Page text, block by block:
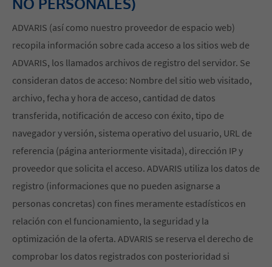
ADVARIS (así como nuestro proveedor de espacio web)
recopila información sobre cada acceso a los sitios web de
ADVARIS, los llamados archivos de registro del servidor. Se
consideran datos de acceso: Nombre del sitio web visitado,
archivo, fecha y hora de acceso, cantidad de datos
transferida, notificación de acceso con éxito, tipo de
navegador y versión, sistema operativo del usuario, URL de
referencia (página anteriormente visitada), dirección IP y
proveedor que solicita el acceso. ADVARIS utiliza los datos de
registro (informaciones que no pueden asignarse a
personas concretas) con fines meramente estadísticos en
relación con el funcionamiento, la seguridad y la
optimización de la oferta. ADVARIS se reserva el derecho de
comprobar los datos registrados con posterioridad si